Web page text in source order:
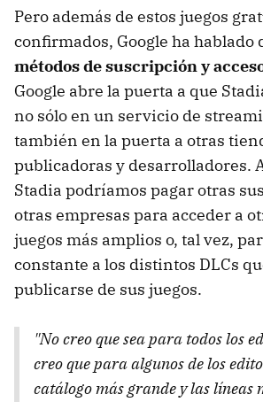
Pero además de estos juegos
confirmados, Google ha hablado
métodos de suscripción y
Google abre la puerta a que
no sólo en un servicio de
también en la puerta a otras
publicadoras y desarrolladores.
Stadia podríamos pagar otras
otras empresas para acceder a
juegos más amplios o, tal vez,
constante a los distintos DLCs
publicarse de sus juegos.
"No creo que sea para todos los
creo que para algunos de los
catálogo más grande y las líneas